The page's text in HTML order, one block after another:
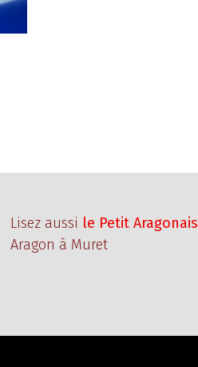
Lisez aussi le Petit Aragonais
Aragon à Muret